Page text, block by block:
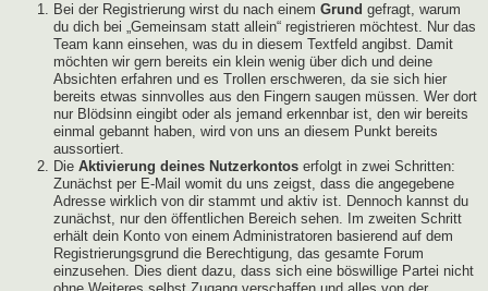
Bei der Registrierung wirst du nach einem Grund gefragt, warum
du dich bei „Gemeinsam statt allein“ registrieren möchtest. Nur das
Team kann einsehen, was du in diesem Textfeld angibst. Damit
möchten wir gern bereits ein klein wenig über dich und deine
Absichten erfahren und es Trollen erschweren, da sie sich hier
bereits etwas sinnvolles aus den Fingern saugen müssen. Wer dort
nur Blödsinn eingibt oder als jemand erkennbar ist, den wir bereits
einmal gebannt haben, wird von uns an diesem Punkt bereits
aussortiert.
Die Aktivierung deines Nutzerkontos erfolgt in zwei Schritten:
Zunächst per E-Mail womit du uns zeigst, dass die angegebene
Adresse wirklich von dir stammt und aktiv ist. Dennoch kannst du
zunächst, nur den öffentlichen Bereich sehen. Im zweiten Schritt
erhält dein Konto von einem Administratoren basierend auf dem
Registrierungsgrund die Berechtigung, das gesamte Forum
einzusehen. Dies dient dazu, dass sich eine böswillige Partei nicht